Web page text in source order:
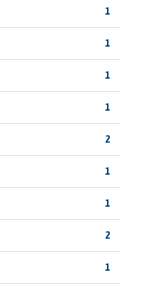
1
1
1
1
2
1
1
2
1